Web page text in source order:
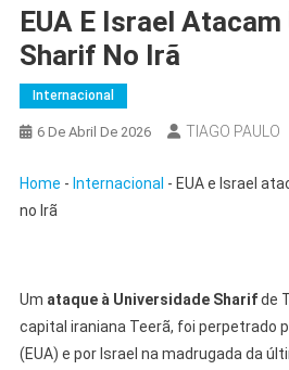
EUA E Israel
Sharif No Irã
Internacional
6 De Abril De 2026 TIAGO PAULO
Home - Internacional - EUA e Israel
no Irã
Um ataque à Universidade Sharifde
capital iraniana Teerã, foi perpetrado
(EUA) e por Israel na madrugada da